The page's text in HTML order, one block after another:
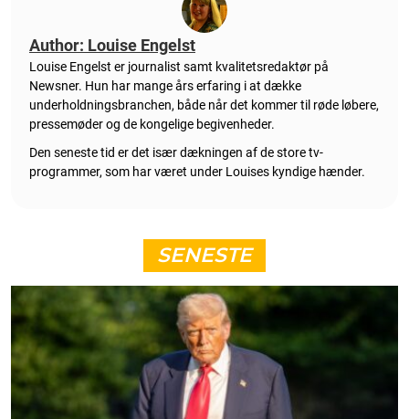
Author: Louise Engelst
Louise Engelst er journalist samt kvalitetsredaktør på
Newsner. Hun har mange års erfaring i at dække
underholdningsbranchen, både når det kommer til røde løbere,
pressemøder og de kongelige begivenheder.
Den seneste tid er det især dækningen af de store tv-
programmer, som har været under Louises kyndige hænder.
SENESTE